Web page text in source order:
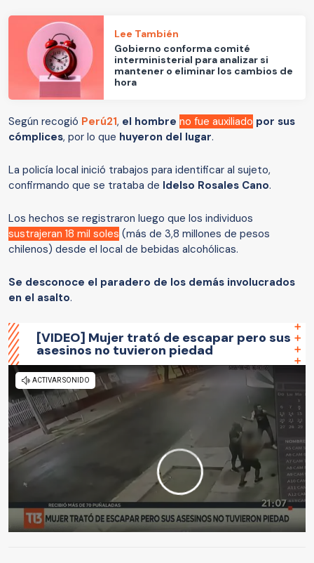
Lee También
Gobierno conforma comité
interministerial para analizar si
mantener o eliminar los cambios de
hora
Según recogió Perú21, el hombre no fue auxiliado por sus
cómplices, por lo que huyeron del lugar.
La policía local inició trabajos para identificar al sujeto,
confirmando que se trataba de Idelso Rosales Cano.
Los hechos se registraron luego que los individuos
sustrajeran 18 mil soles (más de 3,8 millones de pesos
chilenos) desde el local de bebidas alcohólicas.
Se desconoce el paradero de los demás involucrados
en el asalto.
[VIDEO] Mujer trató de escapar pero sus
asesinos no tuvieron piedad